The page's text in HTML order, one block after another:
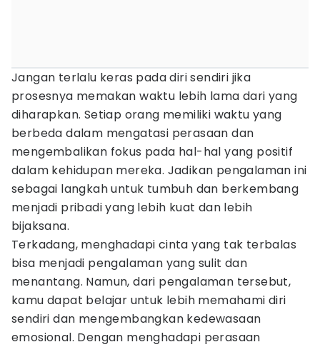
Jangan terlalu keras pada diri sendiri jika
prosesnya memakan waktu lebih lama dari yang
diharapkan. Setiap orang memiliki waktu yang
berbeda dalam mengatasi perasaan dan
mengembalikan fokus pada hal-hal yang positif
dalam kehidupan mereka. Jadikan pengalaman ini
sebagai langkah untuk tumbuh dan berkembang
menjadi pribadi yang lebih kuat dan lebih
bijaksana.
Terkadang, menghadapi cinta yang tak terbalas
bisa menjadi pengalaman yang sulit dan
menantang. Namun, dari pengalaman tersebut,
kamu dapat belajar untuk lebih memahami diri
sendiri dan mengembangkan kedewasaan
emosional. Dengan menghadapi perasaan